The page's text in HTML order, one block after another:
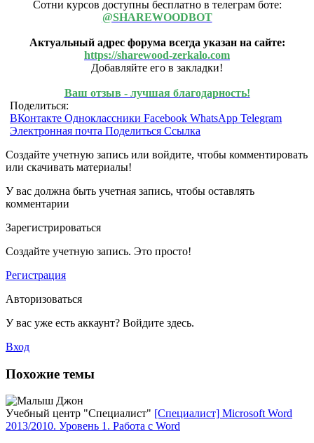
Сотни курсов доступны бесплатно в телеграм боте:
@SHAREWOODBOT
Актуальный адрес форума всегда указан на сайте:
https://sharewood-zerkalo.com
Добавляйте его в закладки!
Ваш отзыв - лучшая благодарность!
Поделиться:
ВКонтакте Одноклассники Facebook WhatsApp Telegram
Электронная почта Поделиться Ссылка
Создайте учетную запись или войдите, чтобы комментировать
или скачивать материалы!
У вас должна быть учетная запись, чтобы оставлять
комментарии
Зарегистрироваться
Создайте учетную запись. Это просто!
Регистрация
Авторизоваться
У вас уже есть аккаунт? Войдите здесь.
Вход
Похожие темы
Учебный центр "Специалист" [Специалист] Microsoft Word
2013/2010. Уровень 1. Работа с Word